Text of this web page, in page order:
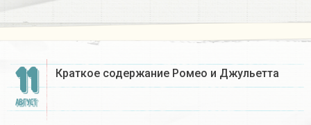
11
АВГУСТ
Краткое содержание Ромео и Джульетта​